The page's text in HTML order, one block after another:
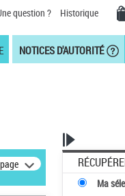
question ? Historique
NOTICES D'AUTORITÉ
Ma